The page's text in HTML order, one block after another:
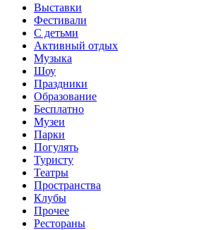
Выставки
Фестивали
С детьми
Активный отдых
Музыка
Шоу
Праздники
Образование
Бесплатно
Музеи
Парки
Погулять
Туристу
Театры
Пространства
Клубы
Прочее
Рестораны